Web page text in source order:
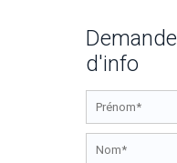
Demande
d'info